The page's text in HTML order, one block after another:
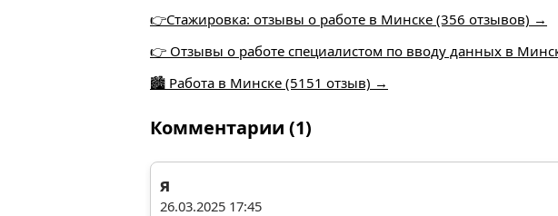
👉Стажировка: отзывы о работе в Минске (356 отзывов) →
👉 Отзывы о работе специалистом по вводу данных в
🏙️ Работа в Минске (5151 отзыв) →
Комментарии (1)
я
26.03.2025 17:45